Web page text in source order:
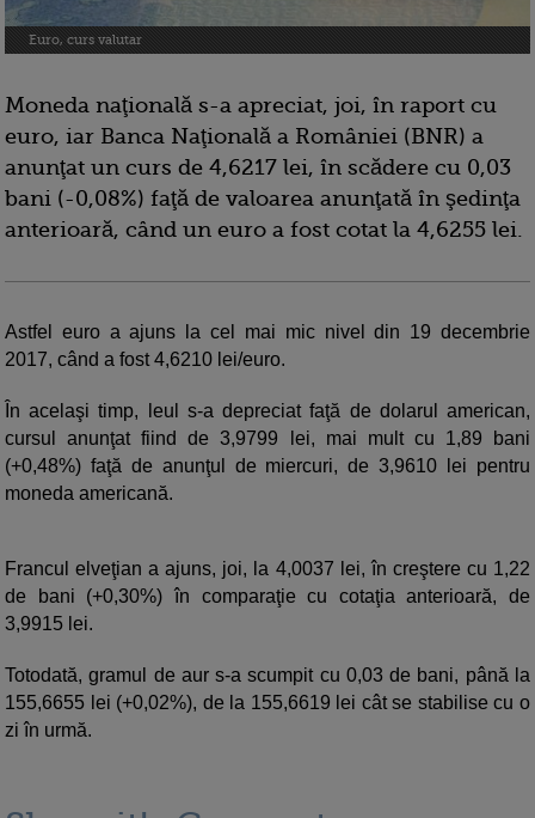
Euro, curs valutar
Moneda naţională s-a apreciat, joi, în raport cu
euro, iar Banca Naţională a României (BNR) a
anunţat un curs de 4,6217 lei, în scădere cu 0,03
bani (-0,08%) faţă de valoarea anunţată în şedinţa
anterioară, când un euro a fost cotat la 4,6255 lei.
Astfel euro a ajuns la cel mai mic nivel din 19 decembrie
2017, când a fost 4,6210 lei/euro.
În acelaşi timp, leul s-a depreciat faţă de dolarul american,
cursul anunţat fiind de 3,9799 lei, mai mult cu 1,89 bani
(+0,48%) faţă de anunţul de miercuri, de 3,9610 lei pentru
moneda americană.
Francul elveţian a ajuns, joi, la 4,0037 lei, în creştere cu 1,22
de bani (+0,30%) în comparaţie cu cotaţia anterioară, de
3,9915 lei.
Totodată, gramul de aur s-a scumpit cu 0,03 de bani, până la
155,6655 lei (+0,02%), de la 155,6619 lei cât se stabilise cu o
zi în urmă.